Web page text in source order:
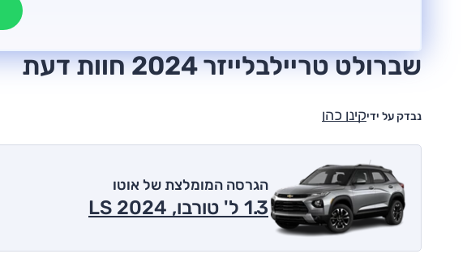
שברולט טריילבלייזר 2024 חוות דעת
נבדק על ידיקינן כהן
הגרסה המומלצת של אוטו
1.3 ל' טורבו, LS 2024